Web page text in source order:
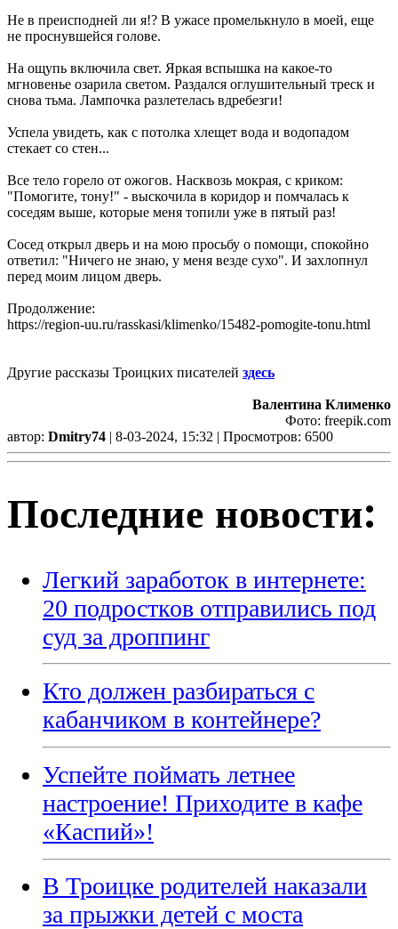
Не в преисподней ли я!? В ужасе промелькнуло в моей, еще
не проснувшейся голове.
На ощупь включила свет. Яркая вспышка на какое-то
мгновенье озарила светом. Раздался оглушительный треск и
снова тьма. Лампочка разлетелась вдребезги!
Успела увидеть, как с потолка хлещет вода и водопадом
стекает со стен...
Все тело горело от ожогов. Насквозь мокрая, с криком:
"Помогите, тону!" - выскочила в коридор и помчалась к
соседям выше, которые меня топили уже в пятый раз!
Сосед открыл дверь и на мою просьбу о помощи, спокойно
ответил: "Ничего не знаю, у меня везде сухо". И захлопнул
перед моим лицом дверь.
Продолжение:
https://region-uu.ru/rasskasi/klimenko/15482-pomogite-tonu.html
Другие рассказы Троицких писателей здесь
Валентина Клименко
Фото: freepik.cоm
автор: Dmitry74 | 8-03-2024, 15:32 | Просмотров: 6500
Последние новости:
Легкий заработок в интернете:
20 подростков отправились под
суд за дроппинг
Кто должен разбираться с
кабанчиком в контейнере?
Успейте поймать летнее
настроение! Приходите в кафе
«Каспий»!
В Троицке родителей наказали
за прыжки детей с моста